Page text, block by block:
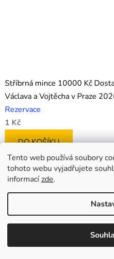
Tento web používá soubory
tohoto webu vyjadřujete
informacízde.
Stříbrná mince 10000 Kč
Václava a Vojtěcha v Praze
Rezervace
1 Kč
DO KOŠÍKU